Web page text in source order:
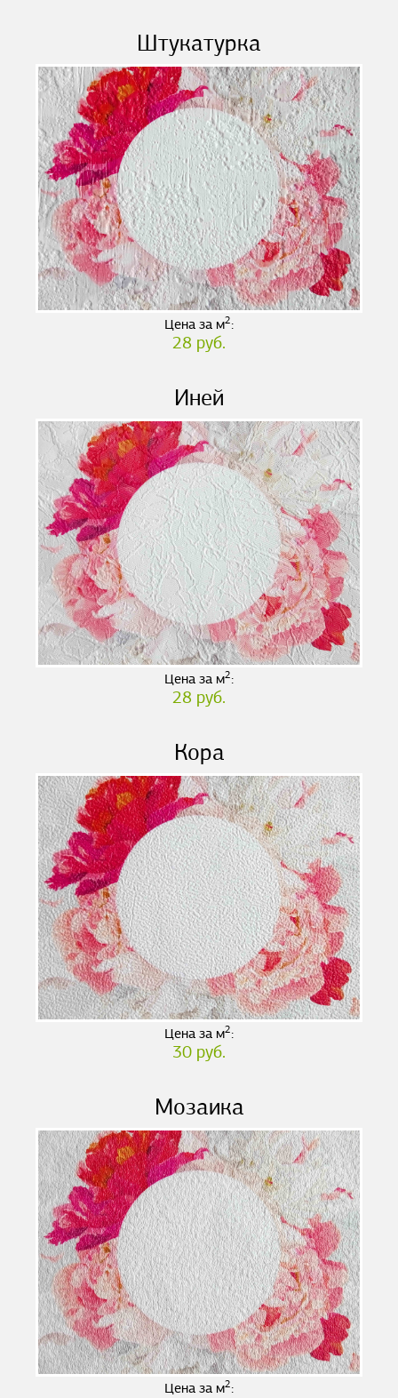
Штукатурка
Цена за м2:
28 руб.
Иней
Цена за м2:
28 руб.
Кора
Цена за м2:
30 руб.
Мозаика
Цена за м2: